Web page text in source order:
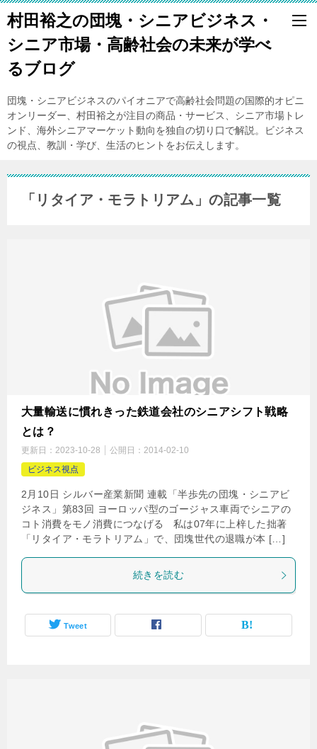
村田裕之の団塊・シニアビジネス・
シニア市場・高齢社会の未来が学べ
るブログ
団塊・シニアビジネスのパイオニアで高齢社会問題の国際的オピニ
オンリーダー、村田裕之が注目の商品・サービス、シニア市場トレ
ンド、海外シニアマーケット動向を独自の切り口で解説。ビジネス
の視点、教訓・学び、生活のヒントをお伝えします。
「リタイア・モラトリアム」の記事一覧
大量輸送に慣れきった鉄道会社のシニアシフト戦略
とは？
更新日： 2023-10-28 公開日： 2014-02-10
ビジネス視点
2月10日 シルバー産業新聞 連載「半歩先の団塊・シニアビ
ジネス」第83回 ヨーロッパ型のゴージャス車両でシニアの
コト消費をモノ消費につなげる 私は07年に上梓した拙著
「リタイア・モラトリアム」で、団塊世代の退職が本 […]
続きを読む
Tweet